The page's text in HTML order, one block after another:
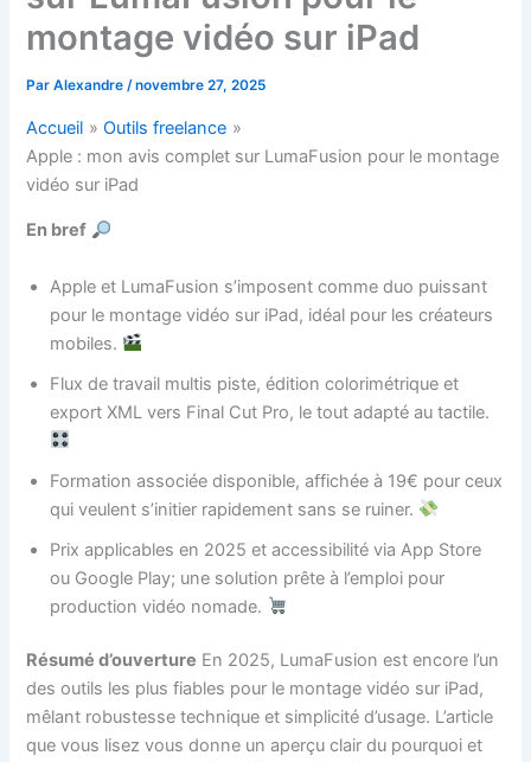
montage vidéo sur iPad
ParAlexandre /novembre 27, 2025
Accueil
Outils freelance
Apple : mon avis complet sur LumaFusion pour le montage
vidéo sur iPad
En bref
Apple et LumaFusion s’imposent comme duo puissant
pour le montage vidéo sur iPad, idéal pour les créateurs
mobiles.
Flux de travail multis piste, édition colorimétrique et
export XML vers Final Cut Pro, le tout adapté au tactile.
Formation associée disponible, affichée à 19€ pour ceux
qui veulent s’initier rapidement sans se ruiner.
Prix applicables en 2025 et accessibilité via App Store
ou Google Play; une solution prête à l’emploi pour
production vidéo nomade.
Résumé d’ouverture En 2025, LumaFusion est encore l’un
des outils les plus fiables pour le montage vidéo sur iPad,
mêlant robustesse technique et simplicité d’usage. L’article
que vous lisez vous donne un aperçu clair du pourquoi et